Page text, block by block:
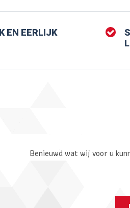
EN EERLIJK
Benieuwd wat wij voor u